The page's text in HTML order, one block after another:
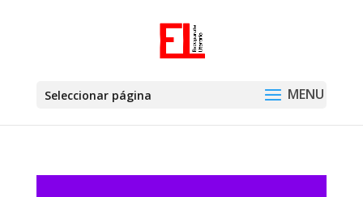
Seleccionar página